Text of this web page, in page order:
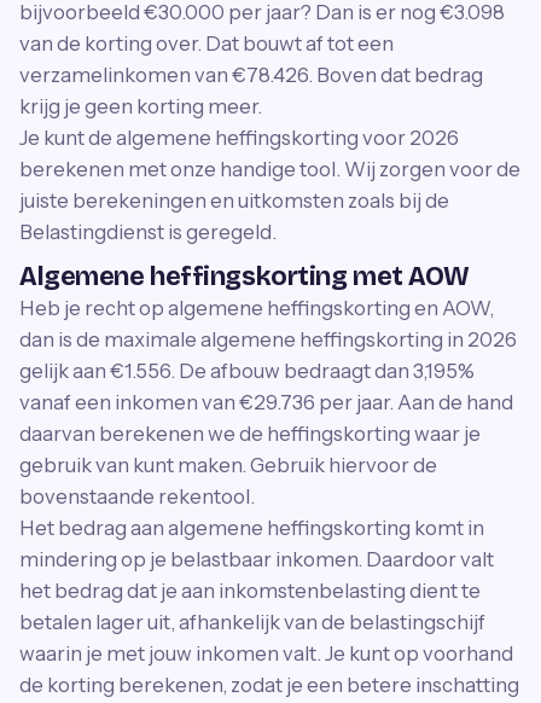
bijvoorbeeld €30.000 per jaar? Dan is er nog €3.098
van de korting over. Dat bouwt af tot een
verzamelinkomen van €78.426. Boven dat bedrag
krijg je geen korting meer.
Je kunt de algemene heffingskorting voor 2026
berekenen met onze handige tool. Wij zorgen voor de
juiste berekeningen en uitkomsten zoals bij de
Belastingdienst is geregeld.
Algemene heffingskorting met AOW
Heb je recht op algemene heffingskorting en AOW,
dan is de maximale algemene heffingskorting in 2026
gelijk aan €1.556. De afbouw bedraagt dan 3,195%
vanaf een inkomen van €29.736 per jaar. Aan de hand
daarvan berekenen we de heffingskorting waar je
gebruik van kunt maken. Gebruik hiervoor de
bovenstaande rekentool.
Het bedrag aan algemene heffingskorting komt in
mindering op je belastbaar inkomen. Daardoor valt
het bedrag dat je aan inkomstenbelasting dient te
betalen lager uit, afhankelijk van de belastingschijf
waarin je met jouw inkomen valt. Je kunt op voorhand
de korting berekenen, zodat je een betere inschatting